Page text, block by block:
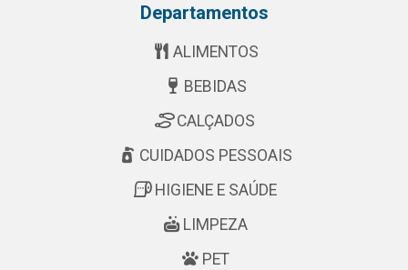
Departamentos
ALIMENTOS
BEBIDAS
CALÇADOS
CUIDADOS PESSOAIS
HIGIENE E SAÚDE
LIMPEZA
PET